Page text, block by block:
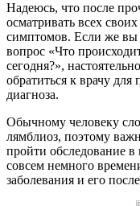
Надеюсь, что после
осматривать всех
симптомов. Если же вы
вопрос «Что
сегодня?»,
обратиться к врачу
диагноза.
Обычному человеку
лямблиоз, поэтому
пройти обследование
совсем немного
заболевания и его